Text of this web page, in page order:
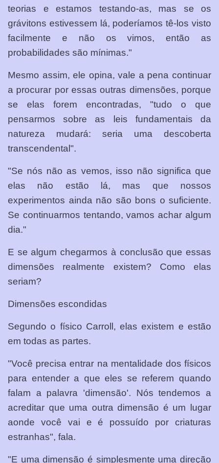
teorias e estamos testando-as, mas se os
grávitons estivessem lá, poderíamos tê-los visto
facilmente e não os vimos, então as
probabilidades são mínimas."
Mesmo assim, ele opina, vale a pena continuar
a procurar por essas outras dimensões, porque
se elas forem encontradas, "tudo o que
pensarmos sobre as leis fundamentais da
natureza mudará: seria uma descoberta
transcendental".
"Se nós não as vemos, isso não significa que
elas não estão lá, mas que nossos
experimentos ainda não são bons o suficiente.
Se continuarmos tentando, vamos achar algum
dia."
E se algum chegarmos à conclusão que essas
dimensões realmente existem? Como elas
seriam?
Dimensões escondidas
Segundo o físico Carroll, elas existem e estão
em todas as partes.
"Você precisa entrar na mentalidade dos físicos
para entender a que eles se referem quando
falam a palavra 'dimensão'. Nós tendemos a
acreditar que uma outra dimensão é um lugar
aonde você vai e é possuído por criaturas
estranhas", fala.
"E uma dimensão é simplesmente uma direção